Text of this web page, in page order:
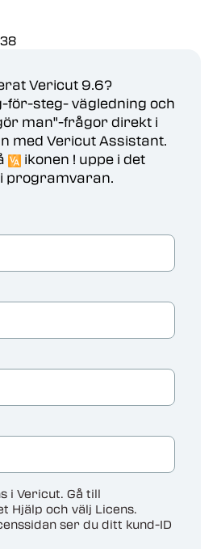
Vericut 9.6?
för-steg- vägledning och
man"-frågor direkt i
med Vericut Assistant.
ikonen ! uppe i det
programvaran.